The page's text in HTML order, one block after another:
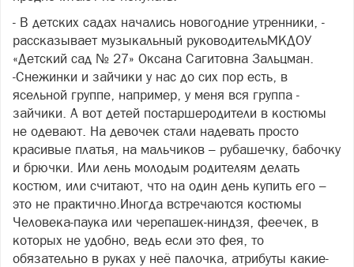
- В детских садах начались новогодние утренники, -
рассказывает музыкальный руководительМКДОУ
«Детский сад № 27» Оксана Сагитовна Зальцман.
-Снежинки и зайчики у нас до сих пор есть, в
ясельной группе, например, у меня вся группа -
зайчики. А вот детей постаршеродители в костюмы
не одевают. На девочек стали надевать просто
красивые платья, на мальчиков – рубашечку, бабочку
и брючки. Или лень молодым родителям делать
костюм, или считают, что на один день купить его –
это не практично.Иногда встречаются костюмы
Человека-паука или черепашек-ниндзя, феечек, в
которых не удобно, ведь если это фея, то
обязательно в руках у неё палочка, атрибуты какие-